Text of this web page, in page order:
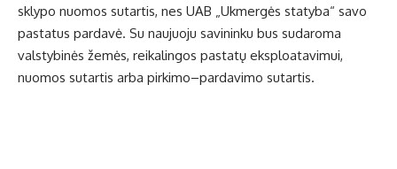
sklypo nuomos sutartis, nes UAB „Ukmergės statyba“ savo
pastatus pardavė. Su naujuoju savininku bus sudaroma
valstybinės žemės, reikalingos pastatų eksploatavimui,
nuomos sutartis arba pirkimo–pardavimo sutartis.